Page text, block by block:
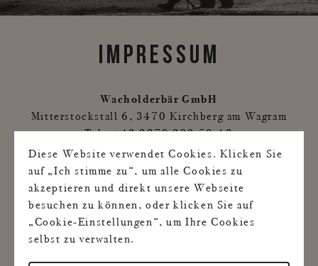
Impressum
Wacholderbär GmbH
Mitterstockstall 6, 3470 Kirchberg am Wagram
Tel.: +43 2279 292 50-13
E-Mail:office@wacholderbaer.at
UID: ATU 66293637
Firmenbuchnummer: FN 359510 t
Firmengericht: Landesgericht St. Pölten
Bankverbindung:
Diese Website verwendet Cookies. Klicken Sie
auf „Ich stimme zu“, um alle Cookies zu
akzeptieren und direkt unsere Webseite
besuchen zu können, oder klicken Sie auf
„Cookie-Einstellungen“, um Ihre Cookies
selbst zu verwalten.